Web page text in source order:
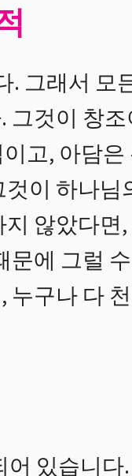
. 그래서 모
그것이 창
고, 아담
이 하나
않았다
에 그럴
구나 다
있습니